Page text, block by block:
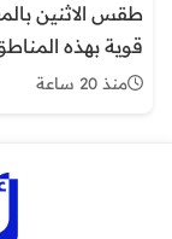
طقس الاثنين
قوية بهذه
منذ 20 ساعة